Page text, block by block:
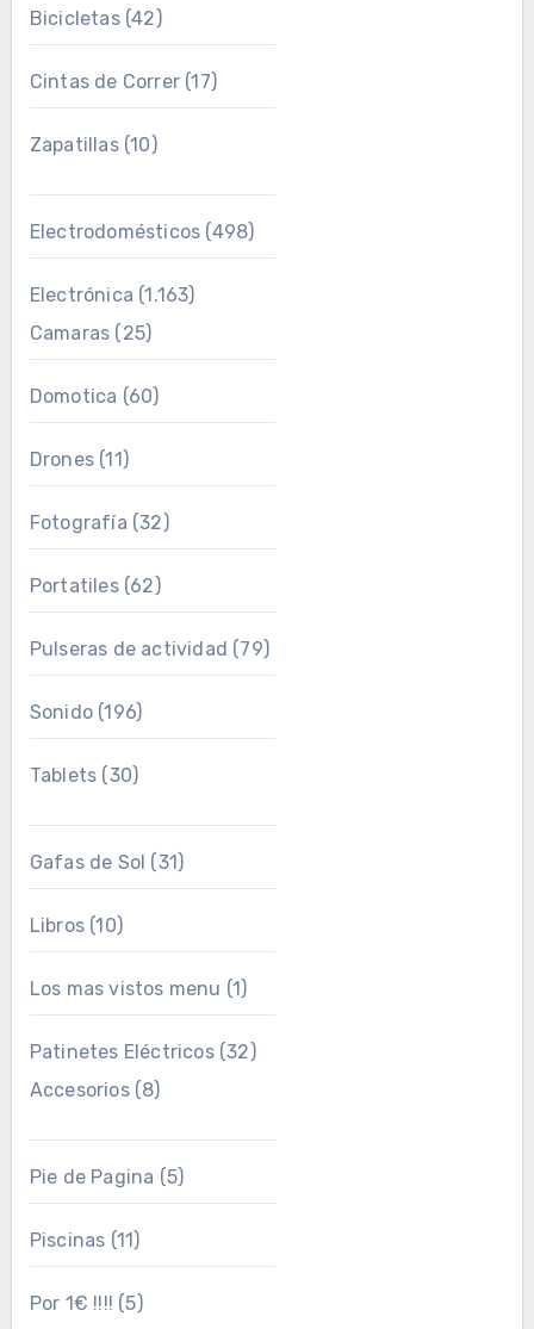
Bicicletas(42)
Cintas de Correr(17)
Zapatillas(10)
Electrodomésticos (498)
Electrónica (1.163)
Camaras (25)
Domotica (60)
Drones(11)
Fotografía (32)
Portatiles(62)
Pulseras de actividad (79)
Sonido(196)
Tablets (30)
Gafas de Sol (31)
Libros(10)
Los mas vistos menu (1)
Patinetes Eléctricos(32)
Accesorios(8)
Pie de Pagina (5)
Piscinas (11)
Por 1€ !!!! (5)